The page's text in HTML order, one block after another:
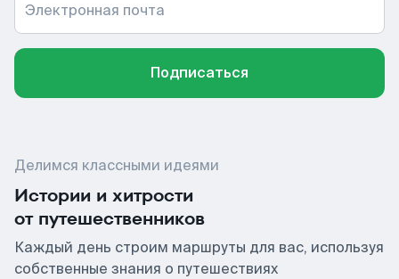
Электронная почта
Подписаться
Делимся классными идеями
Истории и хитрости
от путешественников
Каждый день строим маршруты для вас, используя
собственные знания о путешествиях